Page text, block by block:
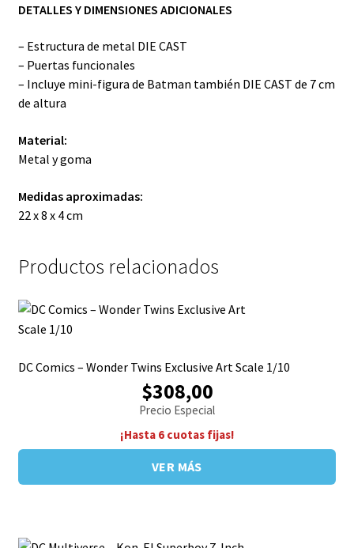
DETALLES Y DIMENSIONES ADICIONALES
– Estructura de metal DIE CAST
– Puertas funcionales
– Incluye mini-figura de Batman también DIE CAST de 7 cm
de altura
Material:
Metal y goma
Medidas aproximadas:
22 x 8 x 4 cm
Productos relacionados
DC Comics – Wonder Twins Exclusive Art Scale 1/10
$308,00
Precio Especial
¡Hasta 6 cuotas fijas!
VER MÁS